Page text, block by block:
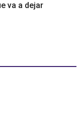
va a dejar